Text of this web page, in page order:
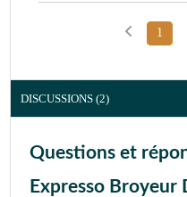
1
DISCUSSIONS (2)
Questions et
Expresso Broyeur